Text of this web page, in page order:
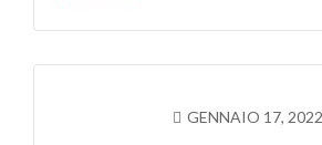
GENNAIO 17, 2022